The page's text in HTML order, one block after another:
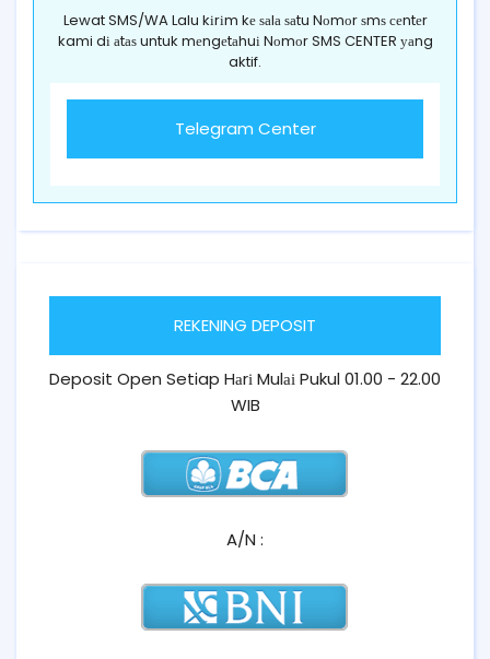
Lewat SMS/WA Lalu kіrіm kе ѕаlа ѕаtu Nоmоr ѕmѕ сеntеr
kami dі аtаѕ untuk mеngеtаhuі Nоmоr SMS CENTER уаng
aktif.
Telegram Center
REKENING DEPOSIT
Deposit Open Setiap Hаrі Mulаі Pukul 01.00 - 22.00
WIB
A/N :